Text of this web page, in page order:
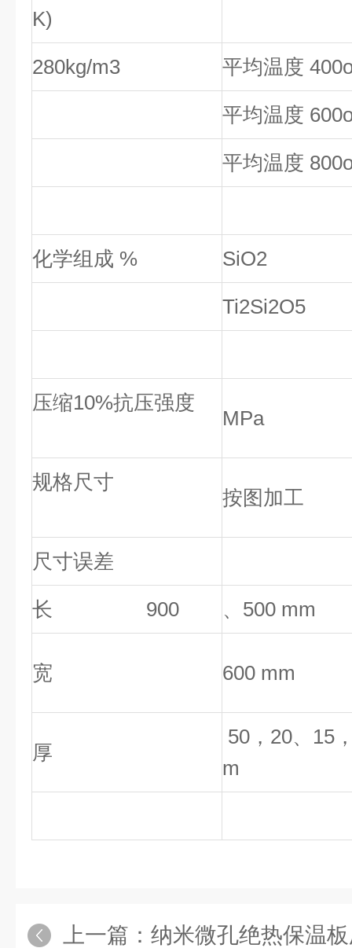
K)
280kg/m3 平均温度
平均温度
平均温度
化学组成 % SiO2
Ti2Si2O5
压缩10%抗压强度
MPa
规格尺寸
按图加工
尺寸误差
长 900 、500 mm
宽 600 mm
厚
50，20、15
m
上一篇： 纳米微孔绝热保温